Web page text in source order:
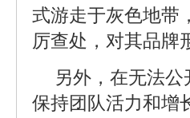
式游走于灰色地带
厉查处，对其品牌
另外，在无法
保持团队活力和增